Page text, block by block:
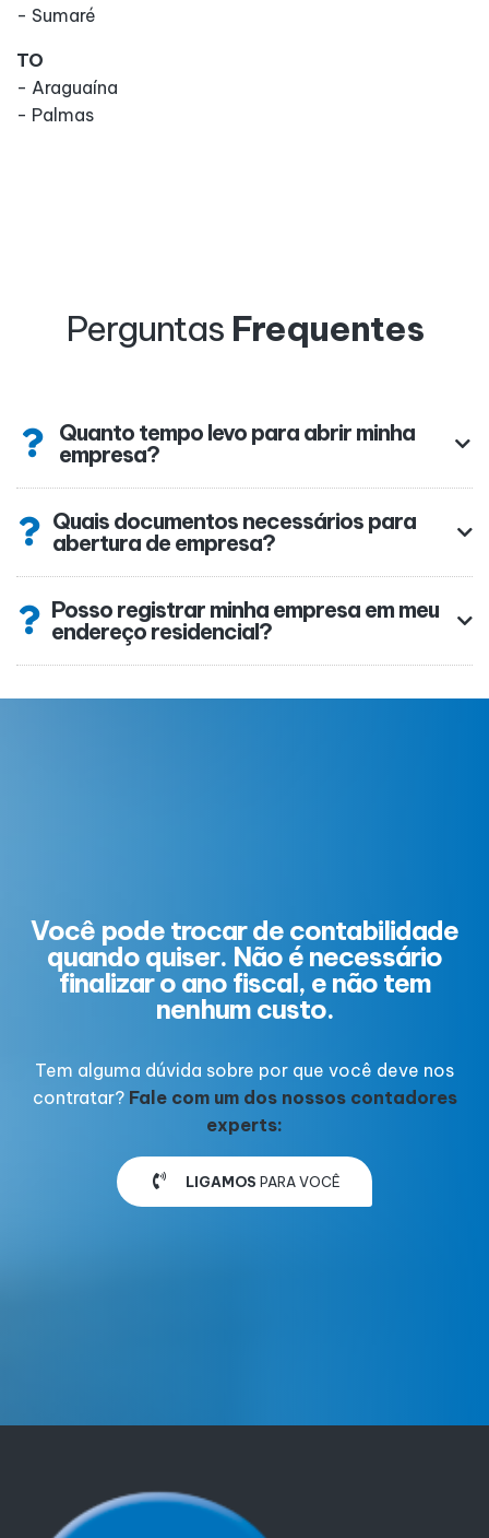
- Sumaré
TO
- Araguaína
- Palmas
Perguntas Frequentes
Quanto tempo levo para abrir minha
empresa?
Quais documentos necessários para
abertura de empresa?
Posso registrar minha empresa em meu
endereço residencial?
Você pode trocar de contabilidade
quando quiser. Não é necessário
finalizar o ano fiscal, e não tem
nenhum custo.
Tem alguma dúvida sobre por que você deve nos
contratar? Fale com um dos nossos contadores
experts:
LIGAMOS PARA VOCÊ